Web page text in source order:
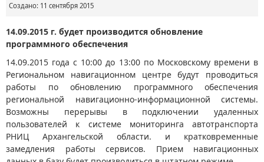
Создано: 11 сентября 2015
14.09.2015 г. будет производится обновление
программного обеспечения
14.09.2015 года с 10:00 до 13:00 по Московскому времени в
Региональном навигационном центре будут проводиться
работы по обновлению программного обеспечения
региональной навигационно-информационной системы.
Возможны перерывы в подключении удаленных
пользователей к системе мониторинга автотранспорта
РНИЦ Архангельской области. и кратковременные
замедления работы сервисов. Прием навигационных